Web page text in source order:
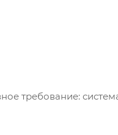
требование: